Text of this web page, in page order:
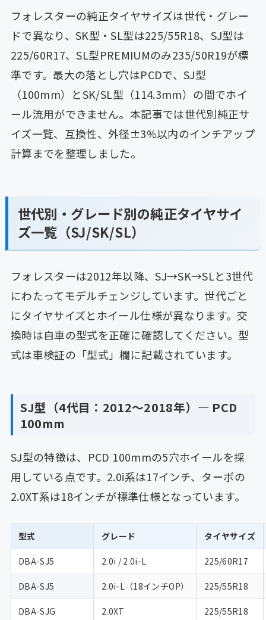
フォレスターの純正タイヤサイズは世代・グレー
ドで異なり、SK型・SL型は225/55R18、SJ型は
225/60R17、SL型PREMIUMのみ235/50R19が標
準です。最大の落とし穴はPCDで、SJ型
（100mm）とSK/SL型（114.3mm）の間でホイ
ール流用ができません。本記事では世代別純正サ
イズ一覧、互換性、外径±3%以内のインチアップ
計算までを整理しました。
世代別・グレード別の純正タイヤサイ
ズ一覧（SJ/SK/SL）
フォレスターは2012年以降、SJ→SK→SLと3世代
にわたってモデルチェンジしています。世代ごと
にタイヤサイズとホイール仕様が異なります。交
換時は自車の型式を正確に確認してください。型
式は車検証の「型式」欄に記載されています。
SJ型（4代目：2012〜2018年）— PCD
100mm
SJ型の特徴は、PCD 100mmの5穴ホイールを採
用している点です。2.0i系は17インチ、ターボの
2.0XT系は18インチが標準仕様となっています。
型式 グレード タイヤサイズ
DBA-SJ5 2.0i / 2.0i-L 225/60R17
DBA-SJ5 2.0i-L（18インチOP） 225/55R18
DBA-SJG 2.0XT 225/55R18